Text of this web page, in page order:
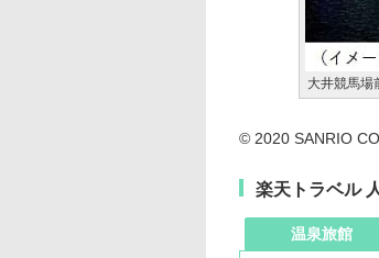
大井競馬場
© 2020 SANRIO
楽天トラベル
温泉旅館